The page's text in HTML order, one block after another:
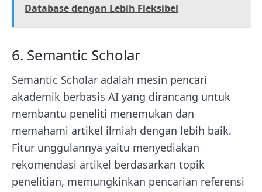
Database dengan Lebih Fleksibel
6. Semantic Scholar
Semantic Scholar adalah mesin pencari
akademik berbasis AI yang dirancang untuk
membantu peneliti menemukan dan
memahami artikel ilmiah dengan lebih baik.
Fitur unggulannya yaitu menyediakan
rekomendasi artikel berdasarkan topik
penelitian, memungkinkan pencarian referensi